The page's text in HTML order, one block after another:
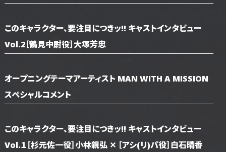
このキャラクター、要注目につきッ!! キャストインタビュー
Vol.2［鶴見中尉役］大塚芳忠
オープニングテーマアーティスト MAN WITH A MISSION
スペシャルコメント
このキャラクター、要注目につきッ!! キャストインタビュー
Vol.１［杉元佐一役］小林親弘 ✕ ［アシ(リ)パ役］白石晴香